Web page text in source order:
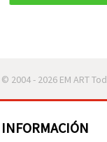
© 2004 - 2026 EM ART
INFORMACIÓN